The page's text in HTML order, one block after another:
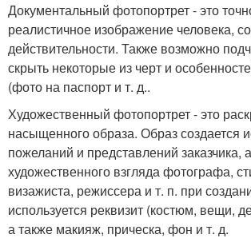
Документальный фотопортрет - это
реалистичное изображение человека,
действительности. Также возможно
скрыть некоторые из черт и
(фото на паспорт и т. д..
Художественный фотопортрет - это
насыщенного образа. Образ создается
пожеланий и представлений заказчика,
художественного взгляда фотографа,
визажиста, режиссера и т. п. при
используется реквизит (костюм, вещи,
а также макияж, прическа, фон и т. д.